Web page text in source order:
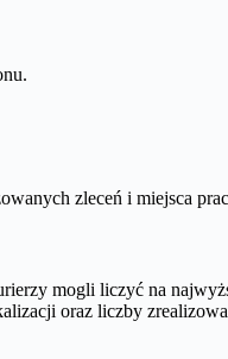
zleceń i miejsca
mogli liczyć na
oraz liczby